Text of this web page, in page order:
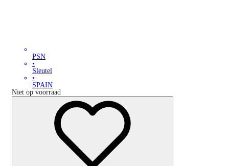
PSN
•
Sleutel
•
SPAIN
Niet op voorraad